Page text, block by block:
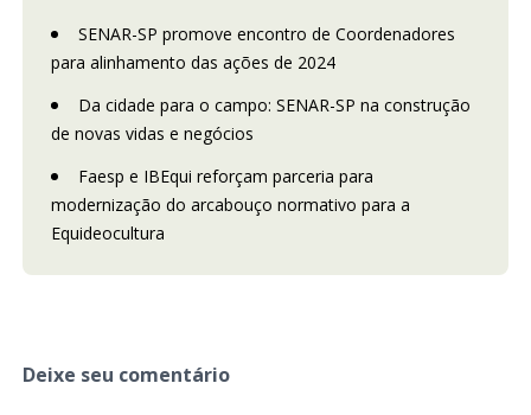
SENAR-SP promove encontro de Coordenadores
para alinhamento das ações de 2024
Da cidade para o campo: SENAR-SP na construção
de novas vidas e negócios
Faesp e IBEqui reforçam parceria para
modernização do arcabouço normativo para a
Equideocultura
Deixe seu comentário